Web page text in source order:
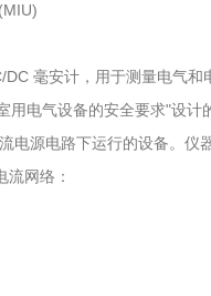
毫安计，用于测量电气
电气设备的安全要求"设计
电源电路下运行的设备。仪
网络：